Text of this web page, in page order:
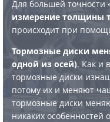
Для большей точности
измерение толщины
происходит при
Тормозные диски
одной из осей). Как и
тормозные диски
потому их и меняют
тормозные диски
никаких